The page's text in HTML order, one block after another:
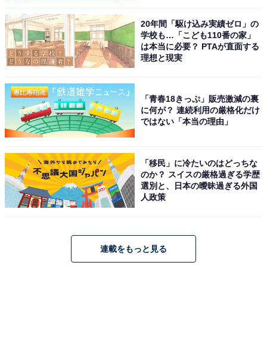
20年間「駆け込み実績ゼロ」の
学校も…「こども110番の家」
は本当に必要？ PTAが直面する
理想と現実
「青春18きっぷ」販売激減の裏
に何が？ 連続利用の厳格化だけ
ではない「本当の理由」
「移民」に冷たいのはどっちな
のか？ スイスの厳格過ぎる学歴
選別と、日本の曖昧過ぎる外国
人政策
連載をもっと見る